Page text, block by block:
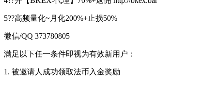
5??高频量化~月化200%+止损50%
微信/QQ 373780805
满足以下任一条件即视为有效新用户：
1. 被邀请人成功领取法币入金奖励